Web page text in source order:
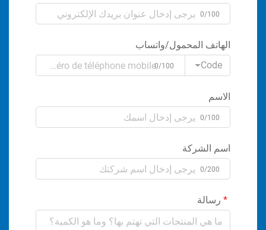
0/100
الهاتف المحمول/واتساب
Code
0/100
الاسم
0/100
اسم الشركة
0/200
رسالة